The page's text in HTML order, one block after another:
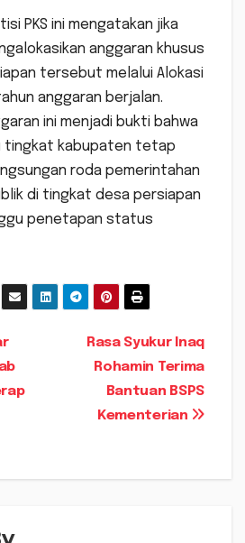
PKS ini mengatakan jika
anggaran khusus
tersebut melalui Alokasi
anggaran berjalan.
ini menjadi bukti bahwa
tingkat kabupaten tetap
roda pemerintahan
di tingkat desa persiapan
penetapan status
Rasa Syukur Inaq
Rohamin Terima
Bantuan BSPS
Kementerian